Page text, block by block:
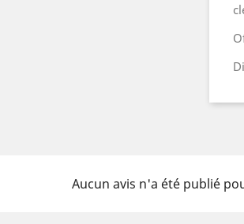
Aucun avis n'a été publié